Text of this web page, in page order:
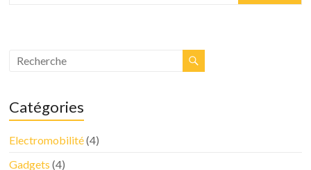
Catégories
Electromobilité(4)
Gadgets (4)